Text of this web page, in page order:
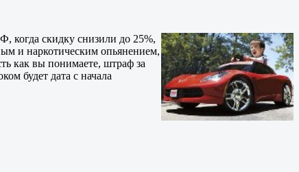
когда скидку снизили до 25%,
и наркотическим опьянением,
как вы понимаете, штраф за
будет дата с начала